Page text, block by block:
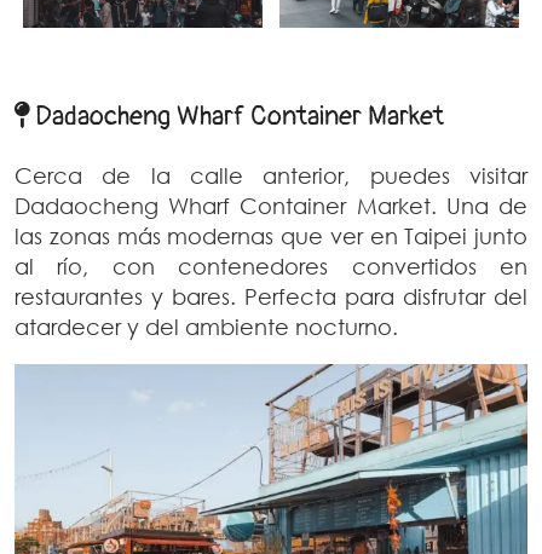
Dadaocheng Wharf Container Market
Cerca de la calle anterior, puedes visitar
Dadaocheng Wharf Container Market. Una de
las zonas más modernas que ver en Taipei junto
al río, con contenedores convertidos en
restaurantes y bares. Perfecta para disfrutar del
atardecer y del ambiente nocturno.